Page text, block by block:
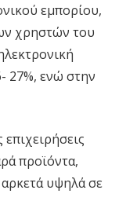
εμπορίου,
χρηστών του
27%, ενώ στην
προϊόντα,
αρκετά υψηλά σε